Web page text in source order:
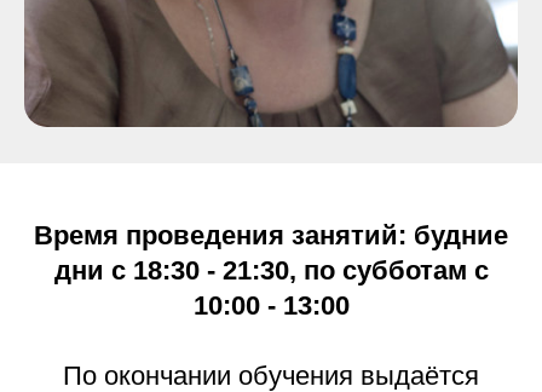
Время проведения занятий: будние
дни с 18:30 - 21:30, по субботам с
10:00 - 13:00
По окончании обучения выдаётся